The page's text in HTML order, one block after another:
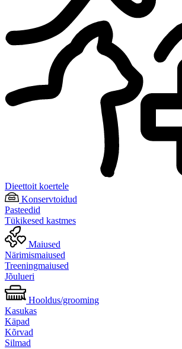
Dieettoit koertele
Konservtoidud
Pasteedid
Tükikesed kastmes
Maiused
Närimismaiused
Treeningmaiused
Jõulueri
Hooldus/grooming
Kasukas
Käpad
Kõrvad
Silmad